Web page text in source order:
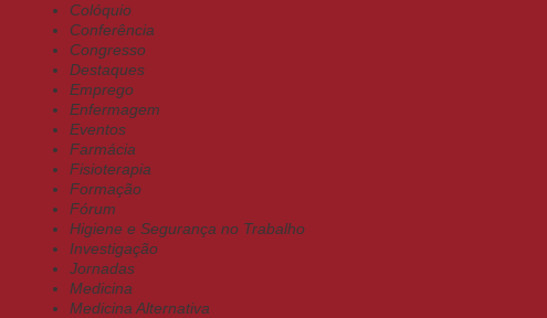
Colóquio
Conferência
Congresso
Destaques
Emprego
Enfermagem
Eventos
Farmácia
Fisioterapia
Formação
Fórum
Higiene e Segurança no Trabalho
Investigação
Jornadas
Medicina
Medicina Alternativa